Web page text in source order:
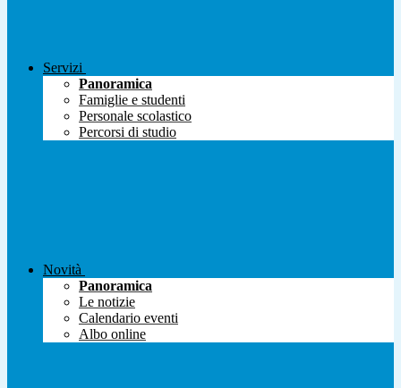
Servizi
Panoramica
Famiglie e studenti
Personale scolastico
Percorsi di studio
Novità
Panoramica
Le notizie
Calendario eventi
Albo online